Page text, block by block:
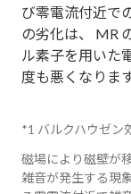
び零電流付近で
の劣化は、 MR
ル素子を用いた
度も悪くなります
*1 バルクハウゼン
磁場により磁壁が
雑音が発生する現